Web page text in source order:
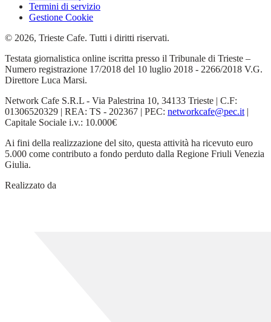
Termini di servizio
Gestione Cookie
© 2026, Trieste Cafe. Tutti i diritti riservati.
Testata giornalistica online iscritta presso il Tribunale di Trieste –
Numero registrazione 17/2018 del 10 luglio 2018 - 2266/2018 V.G.
Direttore Luca Marsi.
Network Cafe S.R.L - Via Palestrina 10, 34133 Trieste | C.F:
01306520329 | REA: TS - 202367 | PEC: networkcafe@pec.it |
Capitale Sociale i.v.: 10.000€
Ai fini della realizzazione del sito, questa attività ha ricevuto euro
5.000 come contributo a fondo perduto dalla Regione Friuli Venezia
Giulia.
Realizzato da